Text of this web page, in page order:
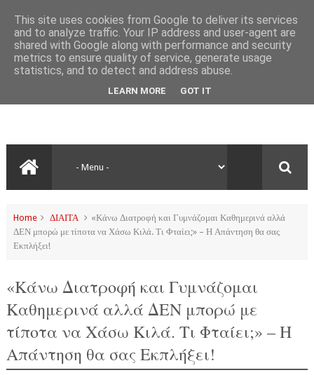
Home ΔΙΑΙΤΑ
«Κάνω Διατροφή και Γυμνάζομαι Καθημερινά αλλά
ΔΕΝ μπορώ με τίποτα να Χάσω Κιλά. Τι Φταίει;» – Η Απάντηση θα σας
Εκπλήξει!
«Κάνω Διατροφή και Γυμνάζομαι
Καθημερινά αλλά ΔΕΝ μπορώ με
τίποτα να Χάσω Κιλά. Τι Φταίει;» – Η
Απάντηση θα σας Εκπλήξει!
This site uses cookies from Google to deliver its services
and to analyze traffic. Your IP address and user-agent are
shared with Google along with performance and security
metrics to ensure quality of service, generate usage
statistics, and to detect and address abuse.
LEARN MORE GOT IT